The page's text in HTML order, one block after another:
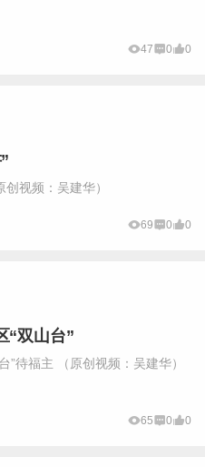
47 0 0
视频：吴建华）
69 0 0
“双山台”
”待福主 （原创视频：吴建华）
65 0 0